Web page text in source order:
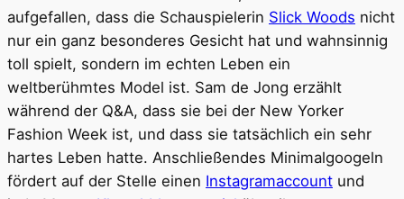
aufgefallen, dass die Schauspielerin Slick Woods nicht
nur ein ganz besonderes Gesicht hat und wahnsinnig
toll spielt, sondern im echten Leben ein
weltberühmtes Model ist. Sam de Jong erzählt
während der Q&A, dass sie bei der New Yorker
Fashion Week ist, und dass sie tatsächlich ein sehr
hartes Leben hatte. Anschließendes Minimalgoogeln
fördert auf der Stelle einen Instagramaccount und